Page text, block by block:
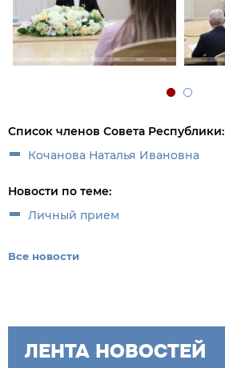
Список членов Совета Республики:
Кочанова Наталья Ивановна
Новости по теме:
Личный прием
Все новости
ЛЕНТА НОВОСТЕЙ